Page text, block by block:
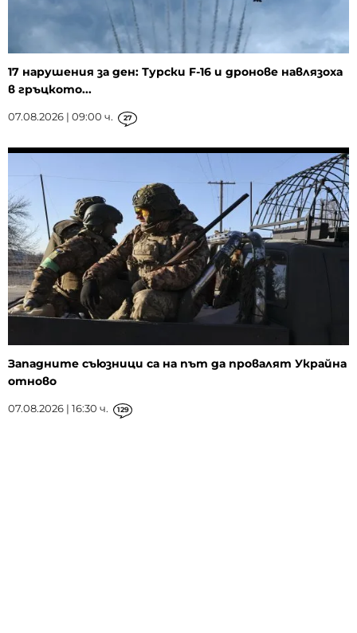
17 нарушения за ден: Турски F-16 и дронове навлязоха
в гръцкото...
07.08.2026 | 09:00 ч. 27
Западните съюзници са на път да провалят Украйна
отново
07.08.2026 | 16:30 ч. 129